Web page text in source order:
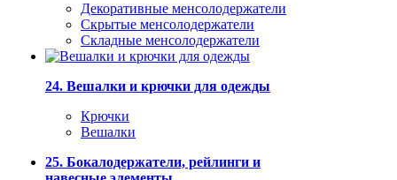
Декоративные менсолодержатели
Скрытые менсолодержатели
Складные менсолодержатели
24. Вешалки и крючки для одежды
Крючки
Вешалки
25. Бокалодержатели, рейлинги и